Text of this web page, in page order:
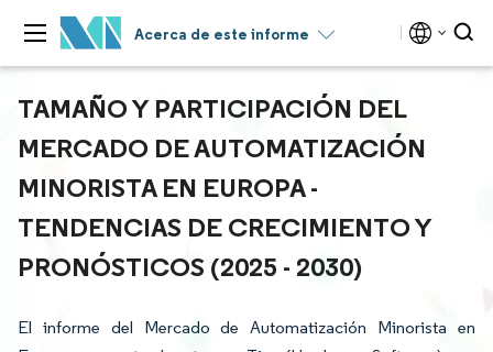
Acerca de este informe
TAMAÑO Y PARTICIPACIÓN DEL
MERCADO DE AUTOMATIZACIÓN
MINORISTA EN EUROPA -
TENDENCIAS DE CRECIMIENTO Y
PRONÓSTICOS (2025 - 2030)
El informe del Mercado de Automatización Minorista en